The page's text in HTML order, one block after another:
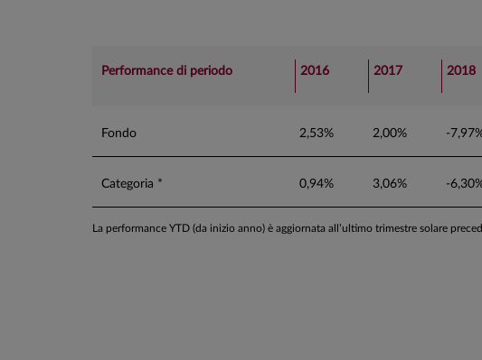
Performance di periodo 2016 2017 2018
Fondo 2,53% 2,00% -
Categoria * 0,94% 3,06% -
La performance YTD (da inizio anno) è aggiornata all’ultimo trimestre solare